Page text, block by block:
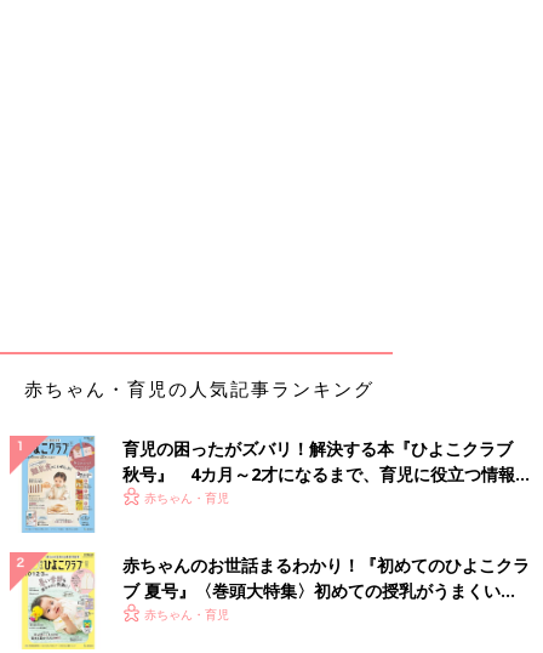
赤ちゃん・育児の人気記事ランキング
育児の困ったがズバリ！解決する本『ひよこクラブ
秋号』 4カ月～2才になるまで、育児に役立つ情報が
いっぱい！
赤ちゃん・育児
赤ちゃんのお世話まるわかり！『初めてのひよこクラ
ブ 夏号』〈巻頭大特集〉初めての授乳がうまくい
く！ おっぱい・ミルクの基本と夏のトラブル 解決テ
赤ちゃん・育児